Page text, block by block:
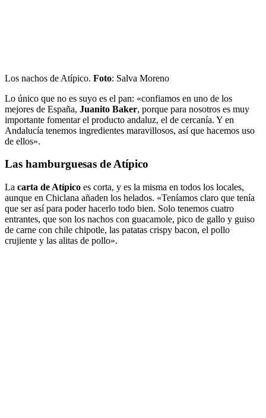
Los nachos de Atípico. Foto: Salva Moreno
Lo único que no es suyo es el pan: «confiamos en uno de los
mejores de España, Juanito Baker, porque para nosotros es muy
importante fomentar el producto andaluz, el de cercanía. Y en
Andalucía tenemos ingredientes maravillosos, así que hacemos uso
de ellos».
Las hamburguesas de Atípico
La carta de Atípico es corta, y es la misma en todos los locales,
aunque en Chiclana añaden los helados. «Teníamos claro que tenía
que ser así para poder hacerlo todo bien. Solo tenemos cuatro
entrantes, que son los nachos con guacamole, pico de gallo y guiso
de carne con chile chipotle, las patatas crispy bacon, el pollo
crujiente y las alitas de pollo».